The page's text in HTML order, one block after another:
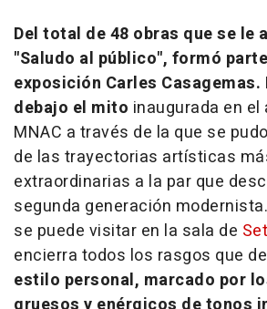
Del total de 48 obras que se le
"Saludo al público", formó
exposición Carles
debajo el mito inaugurada en el
MNAC a través de la que se
de las trayectorias artísticas
extraordinarias a la par que
segunda generación
se puede visitar en la sala de
encierra todos los rasgos que
estilo personal, marcado por